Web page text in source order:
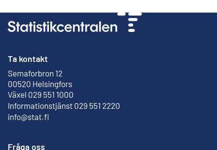
Ta kontakt
Semaforbron 12
00520 Helsingfors
Extern länk
Växel 029 551 1000
Informationstjänst 029 551 2220
info@stat.fi
Fråga oss